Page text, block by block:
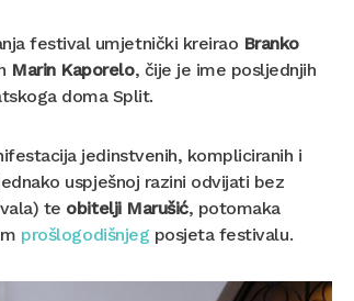
festival umjetnički kreirao Branko
Marin Kaporelo, čije je ime posljednjih
doma Split.
jedinstvenih, kompliciranih i
uspješnoj razini odvijati bez
te obitelji Marušić, potomaka
prošlogodišnjeg posjeta festivalu.